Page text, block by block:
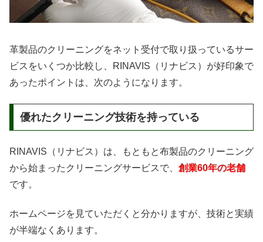
革製品のクリーニングをネット受付で取り扱っているサー
ビスをいくつか比較し、RINAVIS（リナビス）が好印象で
あったポイントは、次のようになります。
優れたクリーニング技術を持っている
RINAVIS（リナビス）は、もともと布製品のクリーニング
から始まったクリーニングサービスで、 創業60年の老舗
です。
ホームページを見ていただくと分かりますが、技術と実績
が半端なくあります。